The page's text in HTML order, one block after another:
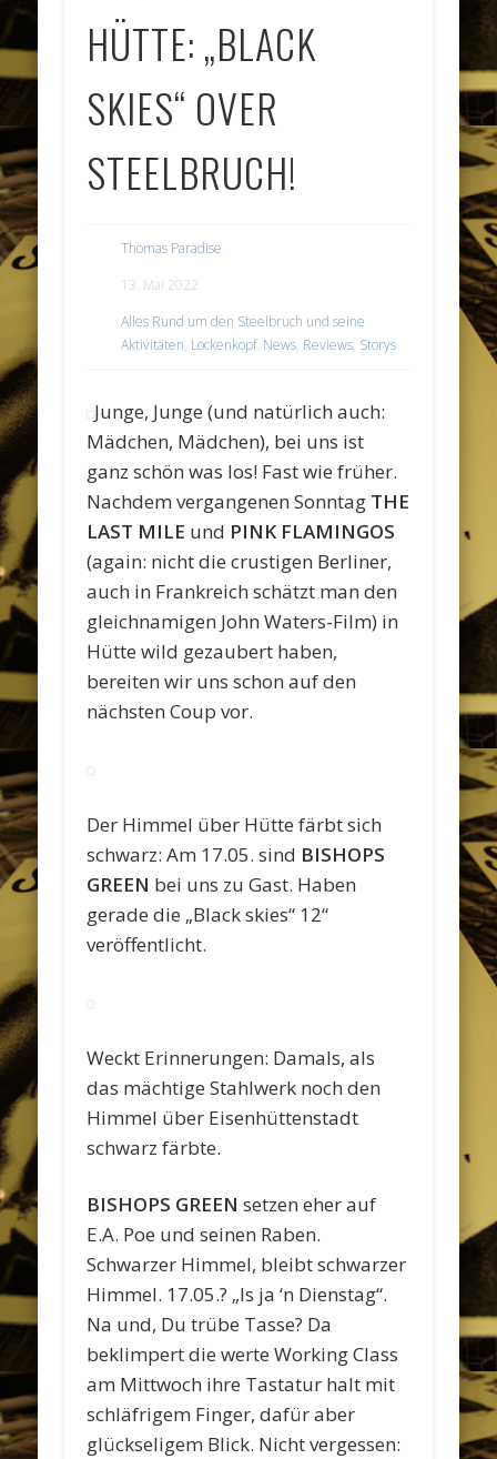
HÜTTE: „BLACK
SKIES“ OVER
STEELBRUCH!
Thomas Paradise
13. Mai 2022
Alles Rund um den Steelbruch und seine
Aktivitäten, Lockenkopf, News, Reviews, Storys
Junge, Junge (und natürlich auch:
Mädchen, Mädchen), bei uns ist
ganz schön was los! Fast wie früher.
Nachdem vergangenen Sonntag THE
LAST MILE und PINK FLAMINGOS
(again: nicht die crustigen Berliner,
auch in Frankreich schätzt man den
gleichnamigen John Waters-Film) in
Hütte wild gezaubert haben,
bereiten wir uns schon auf den
nächsten Coup vor.
Der Himmel über Hütte färbt sich
schwarz: Am 17.05. sind BISHOPS
GREEN bei uns zu Gast. Haben
gerade die „Black skies“ 12“
veröffentlicht.
Weckt Erinnerungen: Damals, als
das mächtige Stahlwerk noch den
Himmel über Eisenhüttenstadt
schwarz färbte.
BISHOPS GREEN setzen eher auf
E.A. Poe und seinen Raben.
Schwarzer Himmel, bleibt schwarzer
Himmel. 17.05.? „Is ja ‘n Dienstag“.
Na und, Du trübe Tasse? Da
beklimpert die werte Working Class
am Mittwoch ihre Tastatur halt mit
schläfrigem Finger, dafür aber
glückseligem Blick. Nicht vergessen: